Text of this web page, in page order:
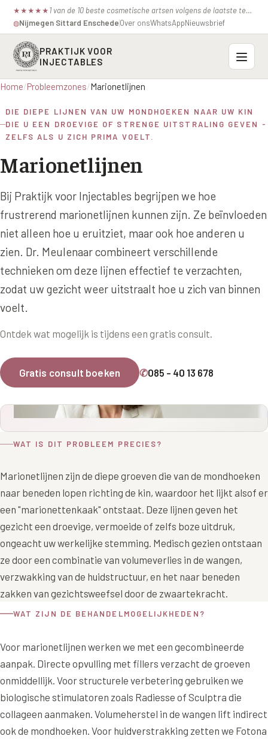
★ ★ ★ ★ ★ 1 van de 10 beste cosmetische artsen volgens de laatste test van de consumentenbond.
◍Nijmegen·Sittard·EnschedeOver onsWhatsAppNieuwsbrief
PRAKTIJK VOOR
INJECTABLES
BOVENSTE GEZICHT
Fronsrimpel
Wenkbrauwen
Kraaienpootjes
Hangende oogleden
Donkere kringen onder de ogen
Traangoot en wallen
Lippen
Marionetlijnen
Mondhoeken
Verticale liplijntjes
Neus
Jukbeenderen
Wangen
CONTOUR & HALS
Kaaklijn
Hals
Decolleté
Handen
Rimpels
Hyperpigmentatie
Onze behandelingen
Botox / anti-rimpel
Bocouture
Belotero
Ellansé
Juvéderm Voluma
Juvéderm Volbella
Profhilo
Restylane
Saypha Volume
Sculptra (collageen aanmaak)
HUID & AANVULLEND
Epionce huidverzorging
Peeling
Plexr Soft Surgery
Profielen
Hangende Huid Profiel
Extreme Huidverslapping Profiel
Structuur Verlies Profiel
HORMONAAL / METABOOL
Insuline Zwelling Profiel
Menopauze Veroudering profiel
PCOS Huid profiel
HUIDPROBLEMEN
Chronische ontstekingsprofiel
LIFESTYLE / MODERN
Instagram Gezicht Profiel
Atletisch verouderings profiel
Prijzen
Contact
Online boeken
Home/Probleemzones/Marionetlijnen
DIE DIEPE LIJNEN VAN UW MONDHOEKEN NAAR UW KIN
DIE U EEN DROEVIGE OF STRENGE UITSTRALING GEVEN -
ZELFS ALS U ZICH PRIMA VOELT.
Marionetlijnen
Bij Praktijk voor Injectables begrijpen we hoe
frustrerend marionetlijnen kunnen zijn. Ze beïnvloeden
niet alleen hoe u eruitziet, maar ook hoe anderen u
zien. Dr. Meulenaar combineert verschillende
technieken om deze lijnen effectief te verzachten,
zodat uw gezicht weer uitstraalt hoe u zich van binnen
voelt.
Ontdek wat mogelijk is tijdens een gratis consult.
Gratis consult boeken ✆085 - 40 13 678
WAT IS DIT PROBLEEM PRECIES?
Marionetlijnen zijn de diepe groeven die van de mondhoeken
naar beneden lopen richting de kin, waardoor het lijkt alsof er
een "marionettenkaak" ontstaat. Deze lijnen geven het
gezicht een droevige, vermoeide of zelfs boze uitdruk,
ongeacht uw werkelijke stemming. Medisch gezien ontstaan
ze door een combinatie van volumeverlies in de wangen,
verzwakking van de huidstructuur, en het naar beneden
zakken van gezichtsweefsel door de zwaartekracht.
WAT ZIJN DE BEHANDELMOGELIJKHEDEN?
Voor marionetlijnen werken we met een gecombineerde
aanpak. Directe opvulling met fillers verzacht de groeven
onmiddellijk. Voor structurele verbetering gebruiken we
biologische stimulatoren zoals Radiesse of Sculptra die
collageen aanmaken. Volumeherstel in de wangen lift indirect
ook de mondhoeken. Voor huidverstrakking zetten we Fotona